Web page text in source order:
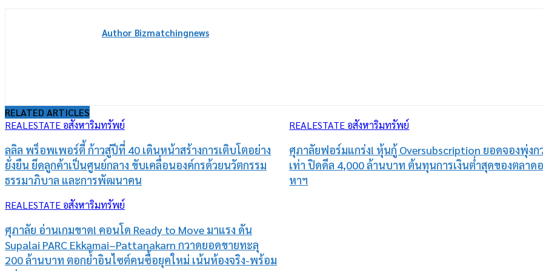
Author Bizmatchingnews
RELATED ARTICLES
REALESTATE อสังหาริมทรัพย์
ลลิล พร็อพเพอร์ตี้ ก้าวสู่ปีที่ 40 เดินหน้าสร้างการเติบโตอย่าง
ยั่งยืน ยึดลูกค้าเป็นศูนย์กลาง ขับเคลื่อนองค์กรด้วยนวัตกรรม
ธรรมาภิบาล และการพัฒนาคน
REALESTATE อสังหาริมทรัพย์
ศุภาลัยฟอร์มแกร่ง! หุ้นกู้ Oversubscription ยอดจองพุ่งก
เท่า ปิดดีล 4,000 ล้านบาท ต้นทุนการเงินต่ำสุดของตลาด
หาฯ
REALESTATE อสังหาริมทรัพย์
ศุภาลัย อ่านเกมขาด! คอนโด Ready to Move มาแรง ดัน
Supalai PARC Ekkamai–Pattanakarn กวาดยอดขายทะลุ
200 ล้านบาท ตอกย้ำอินไซต์คนซื้อยุคใหม่ เน้นห้องจริง-พร้อม